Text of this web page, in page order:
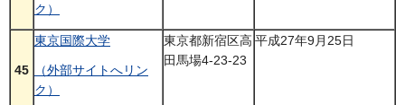
ク）
45
東京国際大学
（外部サイトへリン
ク）
東京都新宿区高
田馬場4-23-23
平成27年9月25日